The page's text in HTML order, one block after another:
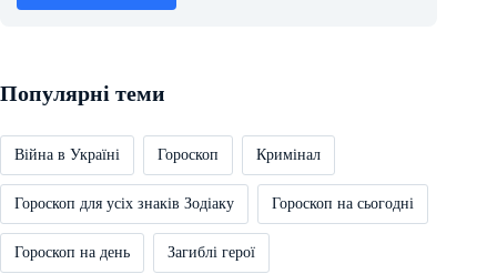
Популярні теми
Війна в Україні Гороскоп Кримінал
Гороскоп для усіх знаків Зодіаку Гороскоп на сьогодні
Гороскоп на день Загиблі герої